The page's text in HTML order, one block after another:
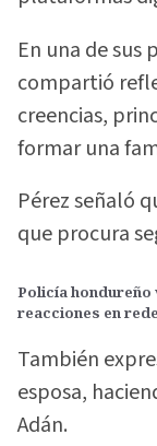
En una de sus
compartió
creencias,
formar una
Pérez señaló
que procura
Policía hondureño
reacciones en
También
esposa,
Adán.